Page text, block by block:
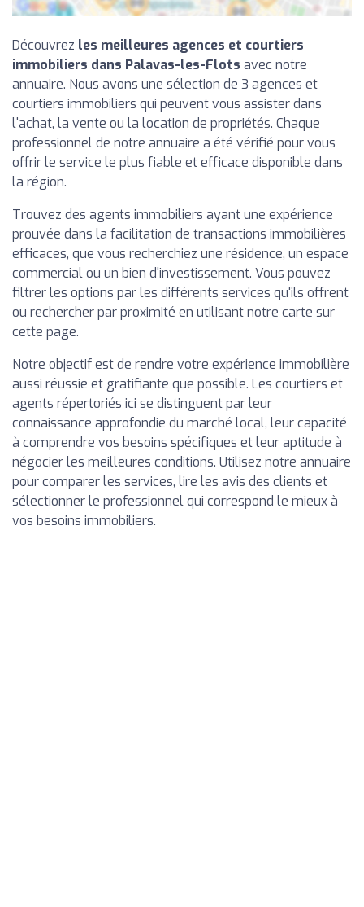
Découvrez les meilleures agences et courtiers
immobiliers dans Palavas-les-Flots avec notre
annuaire. Nous avons une sélection de 3 agences et
courtiers immobiliers qui peuvent vous assister dans
l'achat, la vente ou la location de propriétés. Chaque
professionnel de notre annuaire a été vérifié pour vous
offrir le service le plus fiable et efficace disponible dans
la région.
Trouvez des agents immobiliers ayant une expérience
prouvée dans la facilitation de transactions immobilières
efficaces, que vous recherchiez une résidence, un espace
commercial ou un bien d'investissement. Vous pouvez
filtrer les options par les différents services qu'ils offrent
ou rechercher par proximité en utilisant notre carte sur
cette page.
Notre objectif est de rendre votre expérience immobilière
aussi réussie et gratifiante que possible. Les courtiers et
agents répertoriés ici se distinguent par leur
connaissance approfondie du marché local, leur capacité
à comprendre vos besoins spécifiques et leur aptitude à
négocier les meilleures conditions. Utilisez notre annuaire
pour comparer les services, lire les avis des clients et
sélectionner le professionnel qui correspond le mieux à
vos besoins immobiliers.